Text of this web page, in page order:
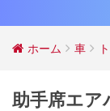
ホーム 車
助手席エア